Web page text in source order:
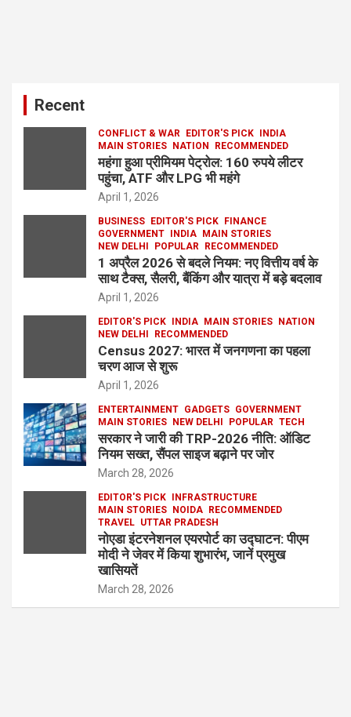
Recent
CONFLICT & WAR EDITOR'S PICK
INDIA
MAIN STORIES
NATION RECOMMENDED
महंगा हुआ प्रीमियम पेट्रोल: 160 रुपये लीटर
पहुंचा, ATF और LPG भी महंगे
April 1, 2026
BUSINESS EDITOR'S PICK
FINANCE
GOVERNMENT
INDIA
MAIN STORIES
NEW DELHI
POPULAR RECOMMENDED
1 अप्रैल 2026 से बदले नियम: नए वित्तीय वर्ष के
साथ टैक्स, सैलरी, बैंकिंग और यात्रा में बड़े बदलाव
April 1, 2026
EDITOR'S PICK INDIA MAIN STORIES
NATION
NEW DELHI
RECOMMENDED
Census 2027: भारत में जनगणना का पहला
चरण आज से शुरू
April 1, 2026
ENTERTAINMENT GADGETS GOVERNMENT
MAIN STORIES
NEW DELHI POPULAR TECH
सरकार ने जारी की TRP-2026 नीति: ऑडिट
नियम सख्त, सैंपल साइज बढ़ाने पर जोर
March 28, 2026
EDITOR'S PICK
INFRASTRUCTURE
MAIN STORIES
NOIDA
RECOMMENDED
TRAVEL UTTAR PRADESH
नोएडा इंटरनेशनल एयरपोर्ट का उद्घाटन: पीएम
मोदी ने जेवर में किया शुभारंभ, जानें प्रमुख
खासियतें
March 28, 2026